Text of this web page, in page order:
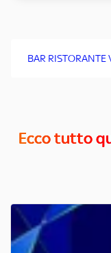
BAR RISTORANTE
Ecco tutto